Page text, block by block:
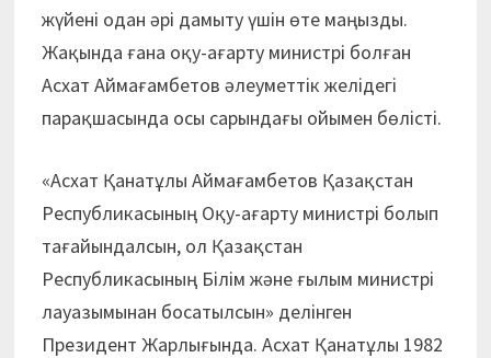
жүйені одан әрі дамыту үшін өте маңызды.
Жақында ғана оқу-ағарту министрі болған
Асхат Аймағамбетов әлеуметтік желідегі
парақшасында осы сарындағы ойымен бөлісті.
«Асхат Қанатұлы Аймағамбетов Қазақстан
Республикасының Оқу-ағарту министрі болып
тағайындалсын, ол Қазақстан
Республикасының Білім және ғылым министрі
лауазымынан босатылсын» делінген
Президент Жарлығында. Асхат Қанатұлы 1982